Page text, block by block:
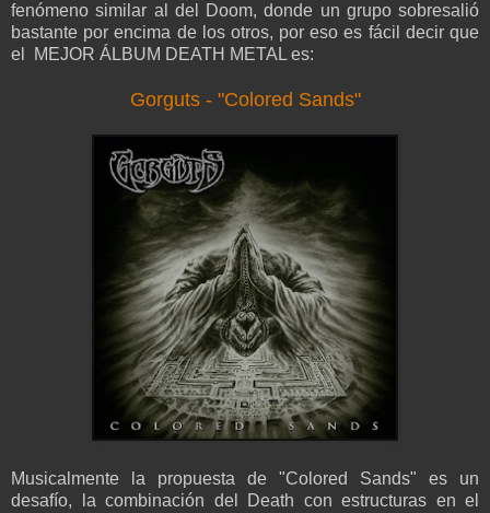
fenómeno similar al del Doom, donde un grupo sobresalió
bastante por encima de los otros, por eso es fácil decir que
el MEJOR ÁLBUM DEATH METAL es:
Gorguts - "Colored Sands"
Musicalmente la propuesta de "Colored Sands" es un
desafío, la combinación del Death con estructuras en el